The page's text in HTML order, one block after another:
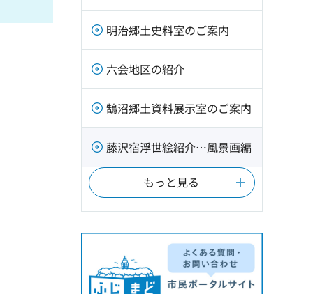
明治郷土史料室のご案内
六会地区の紹介
鵠沼郷土資料展示室のご案内
藤沢宿浮世絵紹介…風景画編
もっと見る